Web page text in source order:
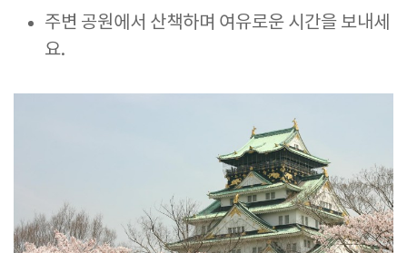
주변 공원에서 산책하며 여유로운 시간을 보내세
요.